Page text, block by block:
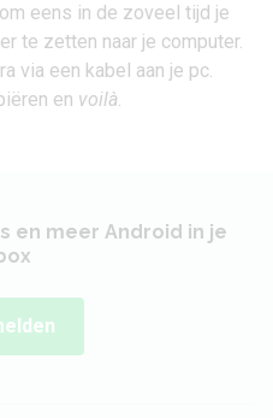
eens in de zoveel tijd je
te zetten naar je computer.
via een kabel aan je pc.
en voilà.
en meer Android in je